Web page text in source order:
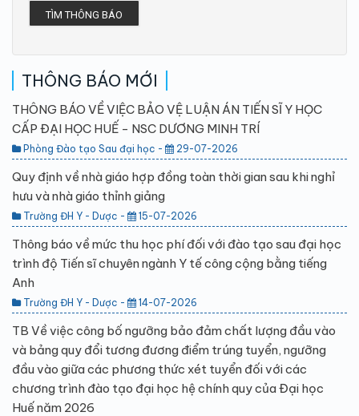
TÌM THÔNG BÁO
THÔNG BÁO MỚI
THÔNG BÁO VỀ VIỆC BẢO VỆ LUẬN ÁN TIẾN SĨ Y HỌC
CẤP ĐẠI HỌC HUẾ - NSC DƯƠNG MINH TRÍ
Phòng Đào tạo Sau đại học - 29-07-2026
Quy định về nhà giáo hợp đồng toàn thời gian sau khi nghỉ
hưu và nhà giáo thỉnh giảng
Trường ĐH Y - Dược - 15-07-2026
Thông báo về mức thu học phí đối với đào tạo sau đại học
trình độ Tiến sĩ chuyên ngành Y tế công cộng bằng tiếng
Anh
Trường ĐH Y - Dược - 14-07-2026
TB Về việc công bố ngưỡng bảo đảm chất lượng đầu vào
và bảng quy đổi tương đương điểm trúng tuyển, ngưỡng
đầu vào giữa các phương thức xét tuyển đối với các
chương trình đào tạo đại học hệ chính quy của Đại học
Huế năm 2026